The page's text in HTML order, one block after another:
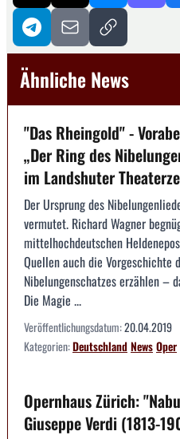
Ähnliche News
"Das Rheingold" -
„Der Ring des
im Landshuter
Der Ursprung des
vermutet. Richard Wagner
mittelhochdeutschen
Quellen auch die Vorgeschichte
Nibelungenschatzes erzählen –
Die Magie ...
Veröffentlichungsdatum:20.04.2019
Kategorien:DeutschlandNewsOper
Opernhaus Zürich:
Giuseppe Verdi (1813-